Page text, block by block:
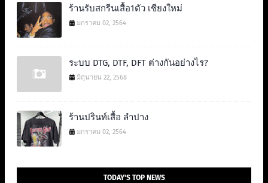
ร้านรับสกรีนเสื้อ1ตัว เชียงใหม่
มกราคม 02, 2564
ระบบ DTG, DTF, DFT ต่างกันอย่างไร?
มิถุนายน 22, 2568
ร้านปรินท์เสื้อ ลำปาง
มกราคม 02, 2564
TODAY'S TOP NEWS